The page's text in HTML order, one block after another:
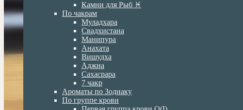
Камни для Рыб ♓️
По чакрам
Муладхара
Свадхистана
Манипура
Анахата
Вишудха
Аджна
Сахасрара
7 чакр
Ароматы по Зодиаку
По группе крови